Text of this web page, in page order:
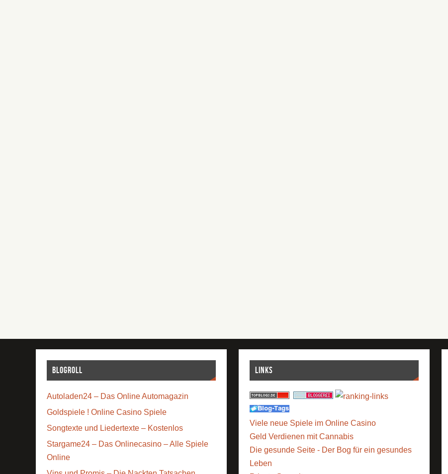
Blogroll
Autoladen24 – Das Online Automagazin
Goldspiele ! Online Casino Spiele
Songtexte und Liedertexte – Kostenlos
Stargame24 – Das Onlinecasino – Alle Spiele
Online
Links
Viele neue Spiele im Online Casino
Geld Verdienen mit Cannabis
Die gesunde Seite - Der Bog für ein gesundes
Leben